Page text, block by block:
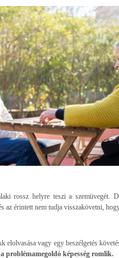
rossz helyre teszi a szemüvegét.
az érintett nem tudja visszakövetni,
elolvasása vagy egy beszélgetés
problémamegoldó képesség romlik.